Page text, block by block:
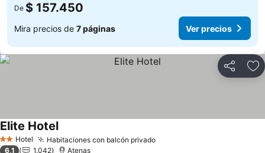
De $ 157.450
Mira precios de 7 páginas Ver precios
Compartir
2 Estrellas
Hotel Habitaciones con balcón privado
Elite Hotel
6,1 1.042 Atenas